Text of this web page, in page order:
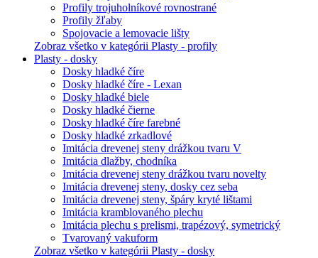
Profily trojuholníkové rovnostrané
Profily žľaby
Spojovacie a lemovacie lišty
Zobraz všetko v kategórii Plasty - profily
Plasty - dosky
Dosky hladké číre
Dosky hladké číre - Lexan
Dosky hladké biele
Dosky hladké čierne
Dosky hladké číre farebné
Dosky hladké zrkadlové
Imitácia drevenej steny drážkou tvaru V
Imitácia dlažby, chodníka
Imitácia drevenej steny drážkou tvaru novelty
Imitácia drevenej steny, dosky cez seba
Imitácia drevenej steny, špáry kryté lištami
Imitácia kramblovaného plechu
Imitácia plechu s prelismi, trapézový, symetrický
Tvarovaný vakuform
Zobraz všetko v kategórii Plasty - dosky